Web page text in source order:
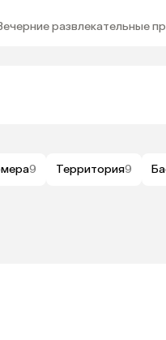
развлекательные
9 Территория9